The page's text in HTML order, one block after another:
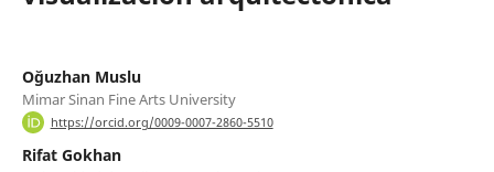
Oğuzhan Muslu
Mimar Sinan Fine Arts University
https://orcid.org/0009-0007-2860-5510
Rifat Gokhan